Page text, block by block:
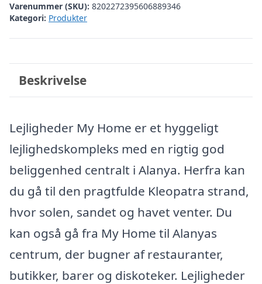
Varenummer (SKU): 8202272395606889346
Kategori: Produkter
Beskrivelse
Lejligheder My Home er et hyggeligt
lejlighedskompleks med en rigtig god
beliggenhed centralt i Alanya. Herfra kan
du gå til den pragtfulde Kleopatra strand,
hvor solen, sandet og havet venter. Du
kan også gå fra My Home til Alanyas
centrum, der bugner af restauranter,
butikker, barer og diskoteker. Lejligheder